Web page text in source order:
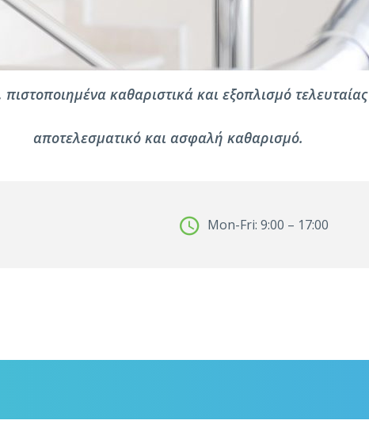
καθαριστικά και εξοπλισμό τελευταίας
αποτελεσματικό και ασφαλή καθαρισμό.
Mon-Fri: 9:00 – 17:00